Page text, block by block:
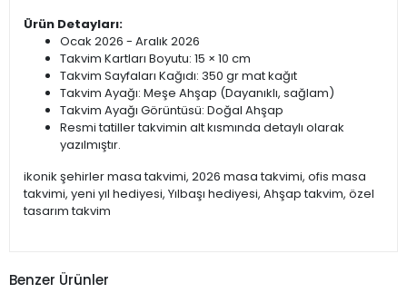
Ürün Detayları:
Ocak 2026 - Aralık 2026
Takvim Kartları Boyutu: 15 × 10 cm
Takvim Sayfaları Kağıdı: 350 gr mat kağıt
Takvim Ayağı: Meşe Ahşap (Dayanıklı, sağlam)
Takvim Ayağı Görüntüsü: Doğal Ahşap
Resmi tatiller takvimin alt kısmında detaylı olarak
yazılmıştır.
ikonik şehirler masa takvimi, 2026 masa takvimi, ofis masa
takvimi, yeni yıl hediyesi, Yılbaşı hediyesi, Ahşap takvim, özel
tasarım takvim
Benzer Ürünler